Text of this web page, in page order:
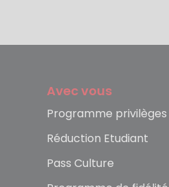
Avec vous
Programme privilèges
Réduction Etudiant
Pass Culture